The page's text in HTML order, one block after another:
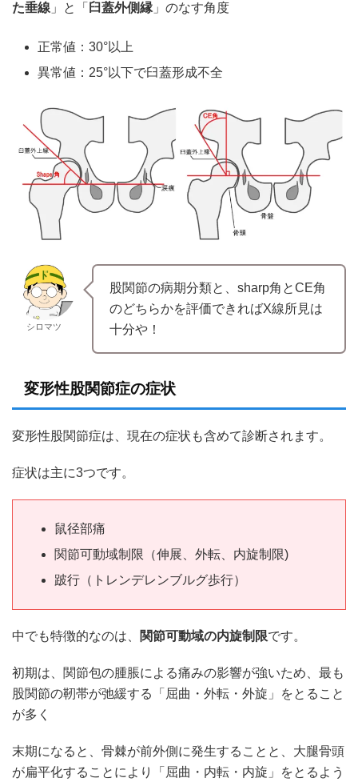
た垂線 」と「 臼蓋外側縁 」のなす角度
正常値：30°以上
異常値：25°以下で臼蓋形成不全
シロマツ
股関節の病期分類と、sharp角とCE角
のどちらかを評価できればX線所見は
十分や！
変形性股関節症の症状
変形性股関節症は、現在の症状も含めて診断されます。
症状は主に3つです。
鼠径部痛
関節可動域制限（伸展、外転、内旋制限)
跛行（トレンデレンブルグ歩行）
中でも特徴的なのは、 関節可動域の内旋制限です。
初期は、関節包の腫脹による痛みの影響が強いため、最も
股関節の靭帯が弛緩する「屈曲・外転・外旋」をとること
が多く
末期になると、骨棘が前外側に発生することと、大腿骨頭
が扁平化することにより「屈曲・内転・内旋」をとるよう